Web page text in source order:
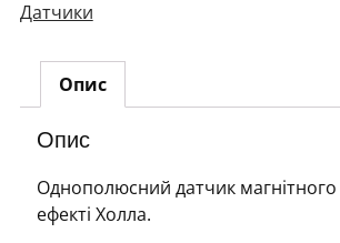
Датчики
Опис
Опис
Однополюсний датчик
ефекті Холла.